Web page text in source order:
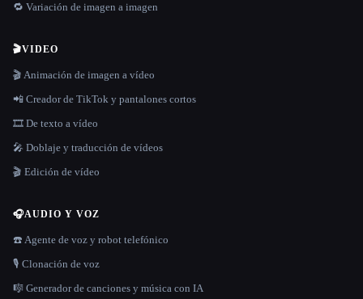
🔁 Variación de imagen a imagen
🎬VIDEO
🎬 Animación de imagen a vídeo
📲 Creador de TikTok y pantalones cortos
🎞️ De texto a vídeo
🎤 Doblaje y traducción de vídeos
🎬 Edición de vídeo
🎧AUDIO Y VOZ
☎️ Agente de voz y robot telefónico
🎙️ Clonación de voz
🎼 Generador de canciones y música con IA